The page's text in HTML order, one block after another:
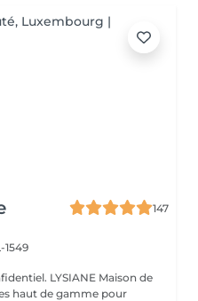
147
Maison de
haut de gamme pour